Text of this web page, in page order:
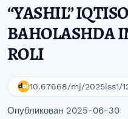
“YASHIL”
BAHOLASHDA
ROLI
10.67668/mj/2025iss1/
Опубликован 2025-06-30